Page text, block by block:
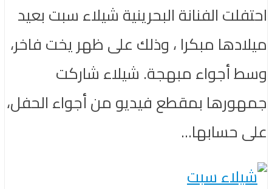
احتفلت الفنانة البحرينية شيلاء سبت بعيد
ميلادها مبكرا ، وذلك على ظهر يخت فاخر،
وسط أجواء مبهجة. شيلاء شاركت
جمهورها بمقطع فيديو من أجواء الحفل،
على حسابها...